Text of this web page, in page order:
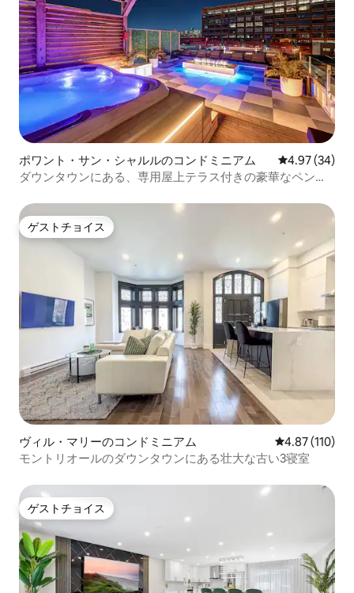
ポワント・サン・シャルルのコンドミニアム レビュー34
4.97 (34)
ダウンタウンにある、専用屋上テラス付きの豪華なペント
ゲストチョイス
ゲストチョイス
ヴィル・マリーのコンドミニアム レビュー110
4.87 (110)
モントリオールのダウンタウンにある壮大な古い3寝室
ゲストチョイス
ゲストチョイス